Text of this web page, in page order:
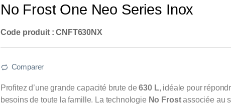
No Frost One Neo Series Inox
Code produit : CNFT630NX
Comparer
Profitez d’une grande capacité brute de630 L, idéale pour
besoins de toute la famille. La technologie No Frostassociée au